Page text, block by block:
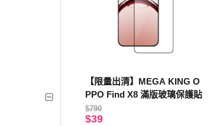
【限量出清】MEGA KING O
PPO Find X8 滿版玻璃保護貼
$790
$39